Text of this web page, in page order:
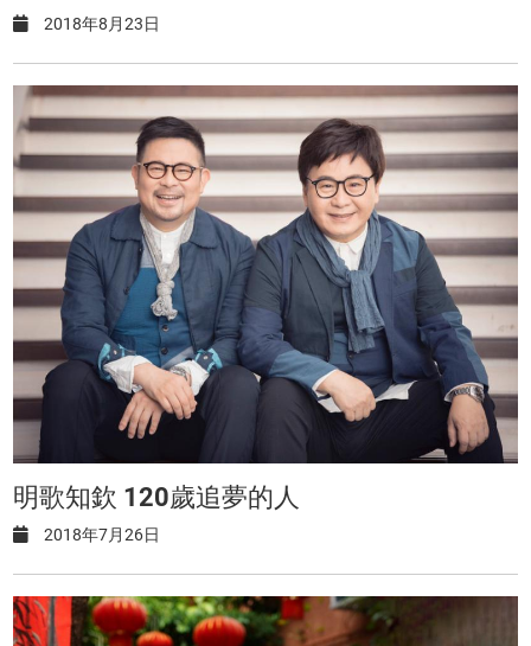
2018年8月23日
明歌知欽 120歲追夢的人
2018年7月26日